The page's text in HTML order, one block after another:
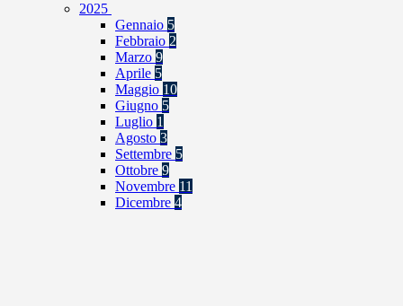
2025
Gennaio 5
Febbraio 2
Marzo 9
Aprile 5
Maggio 10
Giugno 5
Luglio 1
Agosto 3
Settembre 5
Ottobre 9
Novembre 11
Dicembre 4